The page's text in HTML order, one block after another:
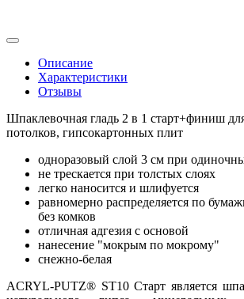
Описание
Характеристики
Отзывы
Шпаклевочная гладь 2 в 1 старт+финиш
потолков, гипсокартонных плит
одноразовый слой 3 см при
не трескается при толстых слоях
легко наносится и шлифуется
равномерно распределяется по
без комков
отличная адгезия с основой
нанесение "мокрым по мокрому"
снежно-белая
ACRYL-PUTZ® ST10 Старт является